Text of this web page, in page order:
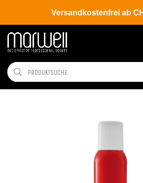
Versandkostenfrei ab
Shop Brands CHI Infra